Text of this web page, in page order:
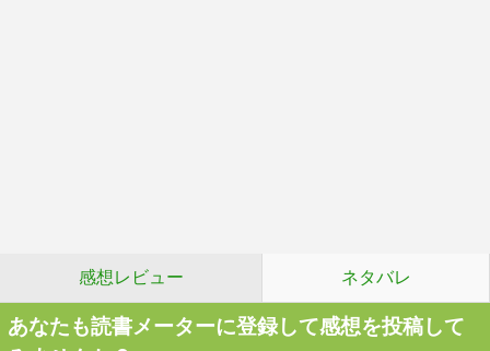
感想レビュー ネタバレ
あなたも読書メーターに登録して感想を投稿して